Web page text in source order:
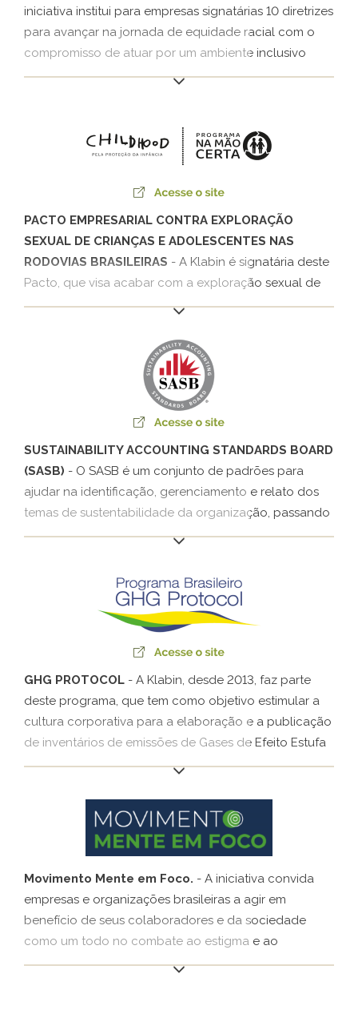
iniciativa institui para empresas signatárias 10 diretrizes
para avançar na jornada de equidade racial com o
compromisso de atuar por um ambiente inclusivo
com iniciativas que gerem oportunidades para
promoção de consciência social.
PACTO EMPRESARIAL CONTRA EXPLORAÇÃO
SEXUAL DE CRIANÇAS E ADOLESCENTES NAS
RODOVIAS BRASILEIRAS - A Klabin é signatária deste
Pacto, que visa acabar com a exploração sexual de
crianças e adolescentes nas estradas, pela adesão ao
Instituto Ethos em 2016. É composto por seis
compromissos, que abordam temas de condições de
trabalho de caminhoneiro, campanhas de
sensibilização, apoio de projetos e monitoramento de
SUSTAINABILITY ACCOUNTING STANDARDS BOARD
(SASB) - O SASB é um conjunto de padrões para
ajudar na identificação, gerenciamento e relato dos
temas de sustentabilidade da organização, passando
por questões ambientais, sociais e de governança
público principal são as grandes empresas e os
investidores. Em 2020, a Klabin passou a relatar os
indicadores SASB recomendados para os setores de
GHG PROTOCOL - A Klabin, desde 2013, faz parte
deste programa, que tem como objetivo estimular a
cultura corporativa para a elaboração e a publicação
de inventários de emissões de Gases de Efeito Estufa
(GEE), proporcionando aos participantes acesso a
1998, pelo World Resources Institute (WRI), o GHG
Protocol é uma ferramenta utilizada para entender,
Movimento Mente em Foco. - A iniciativa convida
empresas e organizações brasileiras a agir em
benefício de seus colaboradores e da sociedade
como um todo no combate ao estigma e ao
preconceito social ao redor da saúde mental. O